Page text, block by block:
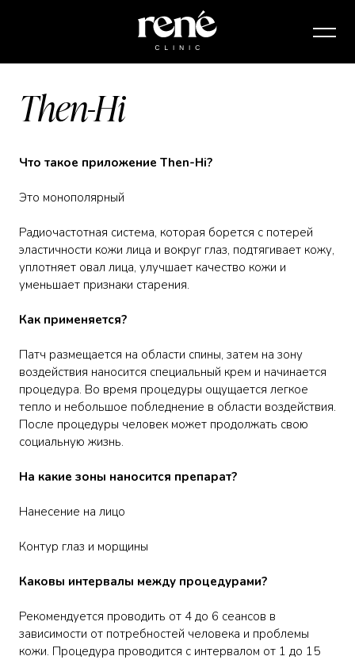
Then-Hi
Что такое приложение Then-Hi?
Это монополярный
Радиочастотная система, которая борется с потерей
эластичности кожи лица и вокруг глаз, подтягивает кожу,
уплотняет овал лица, улучшает качество кожи и
уменьшает признаки старения.
Как применяется?
Патч размещается на области спины, затем на зону
воздействия наносится специальный крем и начинается
процедура. Во время процедуры ощущается легкое
тепло и небольшое побледнение в области воздействия.
После процедуры человек может продолжать свою
социальную жизнь.
На какие зоны наносится препарат?
Нанесение на лицо
Контур глаз и морщины
Каковы интервалы между процедурами?
Рекомендуется проводить от 4 до 6 сеансов в
зависимости от потребностей человека и проблемы
кожи. Процедура проводится с интервалом от 1 до 15